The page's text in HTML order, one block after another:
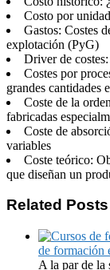
Costo por
Gastos: Costes
explotación (PyG)
Driver de
Costes por
grandes cantidades
Coste de la
fabricadas
Coste de
variables
Coste teórico:
que diseñan un
Related Posts
de formación
A la par de la